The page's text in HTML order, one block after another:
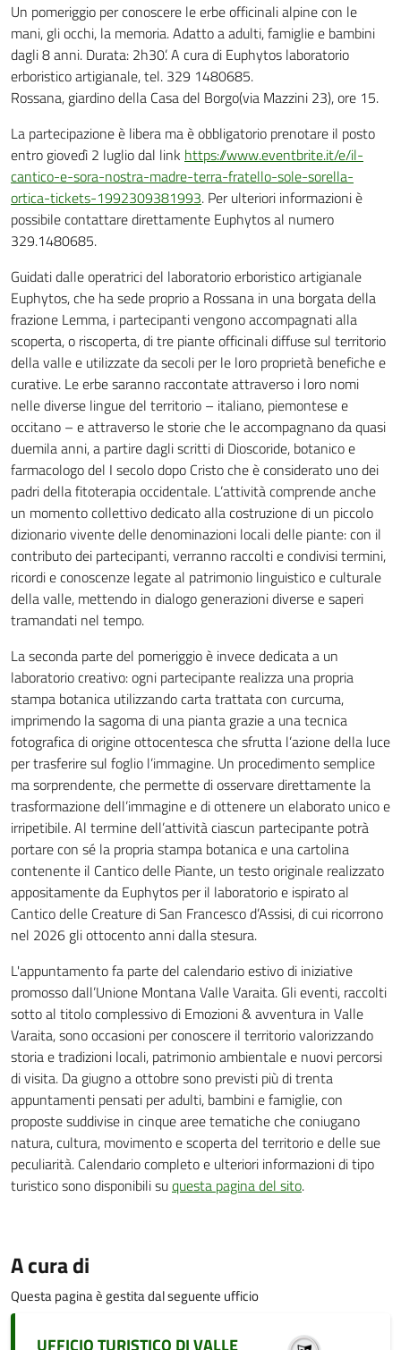
Un pomeriggio per conoscere le erbe officinali alpine con le
mani, gli occhi, la memoria. Adatto a adulti, famiglie e bambini
dagli 8 anni. Durata: 2h30’. A cura di Euphytos laboratorio
erboristico artigianale, tel. 329 1480685.
Rossana, giardino della Casa del Borgo(via Mazzini 23), ore 15.
La partecipazione è libera ma è obbligatorio prenotare il posto
entro giovedì 2 luglio dal link https://www.eventbrite.it/e/il-
cantico-e-sora-nostra-madre-terra-fratello-sole-sorella-
ortica-tickets-1992309381993. Per ulteriori informazioni è
possibile contattare direttamente Euphytos al numero
329.1480685.
Guidati dalle operatrici del laboratorio erboristico artigianale
Euphytos, che ha sede proprio a Rossana in una borgata della
frazione Lemma, i partecipanti vengono accompagnati alla
scoperta, o riscoperta, di tre piante officinali diffuse sul territorio
della valle e utilizzate da secoli per le loro proprietà benefiche e
curative. Le erbe saranno raccontate attraverso i loro nomi
nelle diverse lingue del territorio – italiano, piemontese e
occitano – e attraverso le storie che le accompagnano da quasi
duemila anni, a partire dagli scritti di Dioscoride, botanico e
farmacologo del I secolo dopo Cristo che è considerato uno dei
padri della fitoterapia occidentale. L’attività comprende anche
un momento collettivo dedicato alla costruzione di un piccolo
dizionario vivente delle denominazioni locali delle piante: con il
contributo dei partecipanti, verranno raccolti e condivisi termini,
ricordi e conoscenze legate al patrimonio linguistico e culturale
della valle, mettendo in dialogo generazioni diverse e saperi
tramandati nel tempo.
La seconda parte del pomeriggio è invece dedicata a un
laboratorio creativo: ogni partecipante realizza una propria
stampa botanica utilizzando carta trattata con curcuma,
imprimendo la sagoma di una pianta grazie a una tecnica
fotografica di origine ottocentesca che sfrutta l’azione della luce
per trasferire sul foglio l’immagine. Un procedimento semplice
ma sorprendente, che permette di osservare direttamente la
trasformazione dell’immagine e di ottenere un elaborato unico e
irripetibile. Al termine dell’attività ciascun partecipante potrà
portare con sé la propria stampa botanica e una cartolina
contenente il Cantico delle Piante, un testo originale realizzato
appositamente da Euphytos per il laboratorio e ispirato al
Cantico delle Creature di San Francesco d’Assisi, di cui ricorrono
nel 2026 gli ottocento anni dalla stesura.
L'appuntamento fa parte del calendario estivo di iniziative
promosso dall’Unione Montana Valle Varaita. Gli eventi, raccolti
sotto al titolo complessivo di Emozioni & avventura in Valle
Varaita, sono occasioni per conoscere il territorio valorizzando
storia e tradizioni locali, patrimonio ambientale e nuovi percorsi
di visita. Da giugno a ottobre sono previsti più di trenta
appuntamenti pensati per adulti, bambini e famiglie, con
proposte suddivise in cinque aree tematiche che coniugano
natura, cultura, movimento e scoperta del territorio e delle sue
peculiarità. Calendario completo e ulteriori informazioni di tipo
turistico sono disponibili suquesta pagina del sito.
A cura di
Questa pagina è gestita dal seguente ufficio
UFFICIO TURISTICO DI VALLE